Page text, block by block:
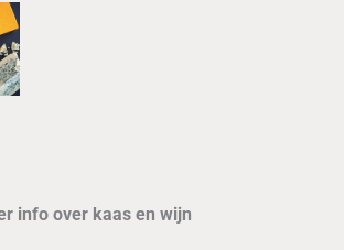
info over kaas en wijn